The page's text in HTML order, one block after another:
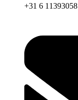
+31 6 11393058